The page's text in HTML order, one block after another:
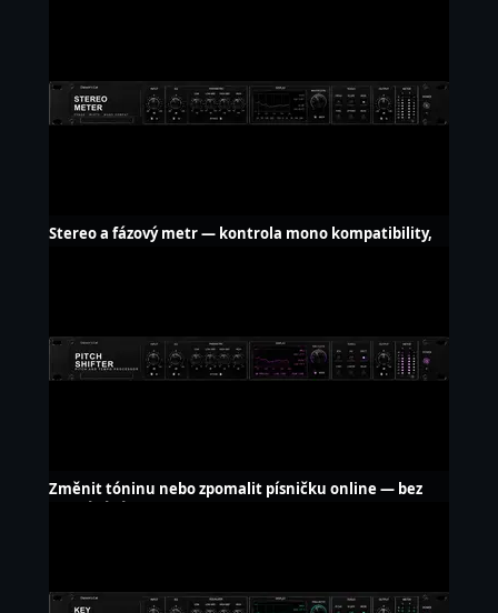
Stereo a fázový metr — kontrola mono kompatibility,
Změnit tóninu nebo zpomalit písničku online — bez